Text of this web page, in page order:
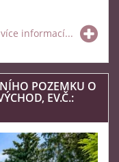
více informací...
POZEMKU O
EV.Č.: